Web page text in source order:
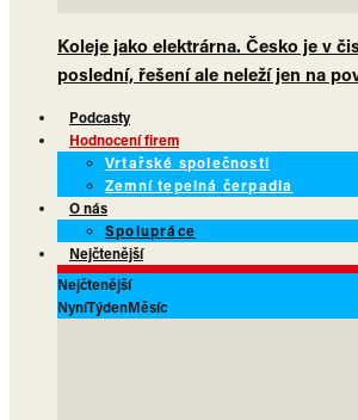
Koleje jako elektrárna. Česko je v
poslední, řešení ale neleží jen na
Podcasty
Hodnocení firem
Vrtařské společnosti
Zemní tepelná čerpadla
O nás
Spolupráce
Nejčtenější
Nejčtenější
NyníTýdenMěsíc